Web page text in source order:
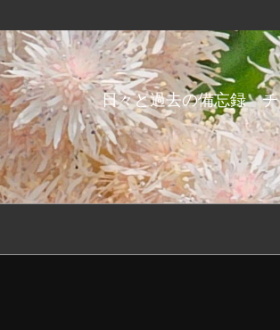
日々と過去の備忘録